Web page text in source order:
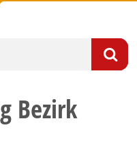
Bezirk